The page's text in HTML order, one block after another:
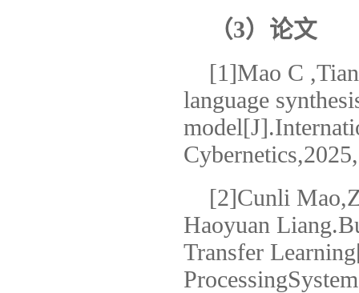
（3）论文
[1]Mao C
language
[2]Cunli
Haoyuan
Transfer